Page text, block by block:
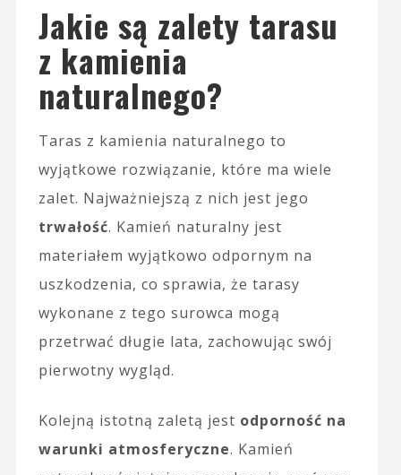
Jakie są zalety tarasu
z kamienia
naturalnego?
Taras z kamienia naturalnego to
wyjątkowe rozwiązanie, które ma wiele
zalet. Najważniejszą z nich jest jego
trwałość. Kamień naturalny jest
materiałem wyjątkowo odpornym na
uszkodzenia, co sprawia, że tarasy
wykonane z tego surowca mogą
przetrwać długie lata, zachowując swój
pierwotny wygląd.
Kolejną istotną zaletą jest odporność na
warunki atmosferyczne. Kamień